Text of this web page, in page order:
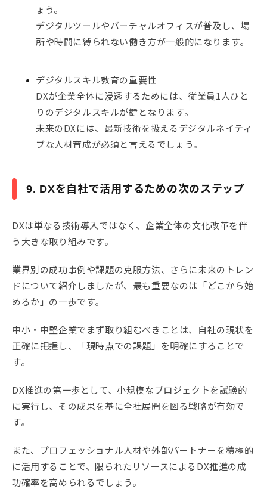
ょう。
デジタルツールやバーチャルオフィスが普及し、場
所や時間に縛られない働き方が一般的になります。
デジタルスキル教育の重要性
DXが企業全体に浸透するためには、従業員1人ひと
りのデジタルスキルが鍵となります。
未来のDXには、最新技術を扱えるデジタルネイティ
ブな人材育成が必須と言えるでしょう。
9. DXを自社で活用するための次のステップ
DXは単なる技術導入ではなく、企業全体の文化改革を伴
う大きな取り組みです。
業界別の成功事例や課題の克服方法、さらに未来のトレン
ドについて紹介しましたが、最も重要なのは「どこから始
めるか」の一歩です。
中小・中堅企業でまず取り組むべきことは、自社の現状を
正確に把握し、「現時点での課題」を明確にすることで
す。
DX推進の第一歩として、小規模なプロジェクトを試験的
に実行し、その成果を基に全社展開を図る戦略が有効で
す。
また、プロフェッショナル人材や外部パートナーを積極的
に活用することで、限られたリソースによるDX推進の成
功確率を高められるでしょう。